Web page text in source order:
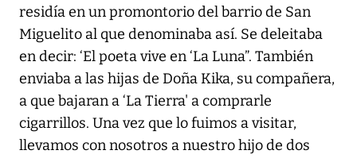
residía en un promontorio del barrio de San
Miguelito al que denominaba así. Se deleitaba
en decir: ‘El poeta vive en ‘La Luna”. También
enviaba a las hijas de Doña Kika, su compañera,
a que bajaran a ‘La Tierra' a comprarle
cigarrillos. Una vez que lo fuimos a visitar,
llevamos con nosotros a nuestro hijo de dos